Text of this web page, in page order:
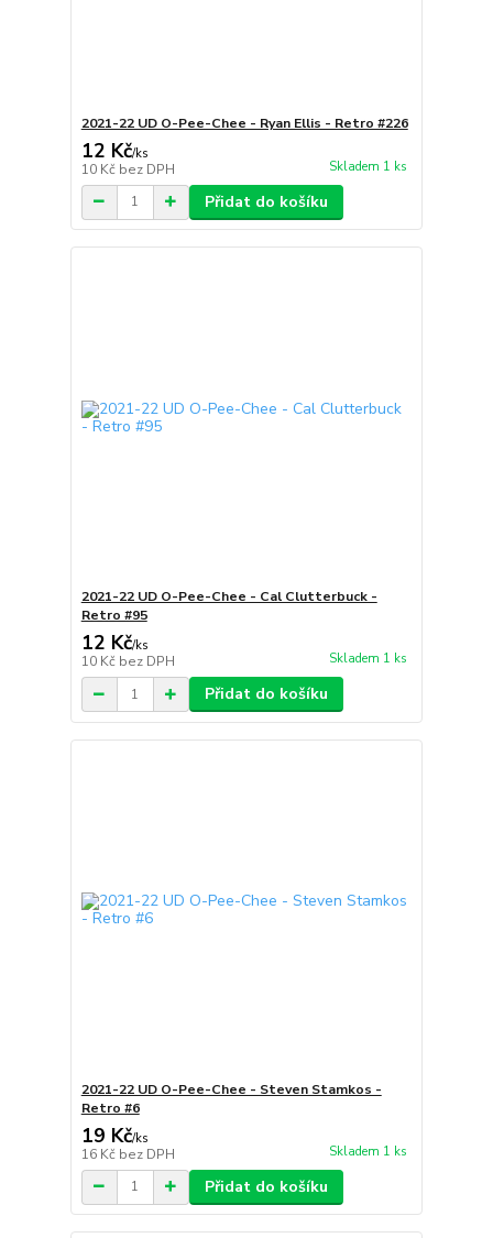
2021-22 UD O-Pee-Chee - Ryan Ellis - Retro #226
12 Kč/ks
10 Kč bez DPH Skladem 1 ks
Přidat do košíku
2021-22 UD O-Pee-Chee - Cal Clutterbuck -
Retro #95
12 Kč/ks
10 Kč bez DPH Skladem 1 ks
Přidat do košíku
2021-22 UD O-Pee-Chee - Steven Stamkos -
Retro #6
19 Kč/ks
16 Kč bez DPH Skladem 1 ks
Přidat do košíku